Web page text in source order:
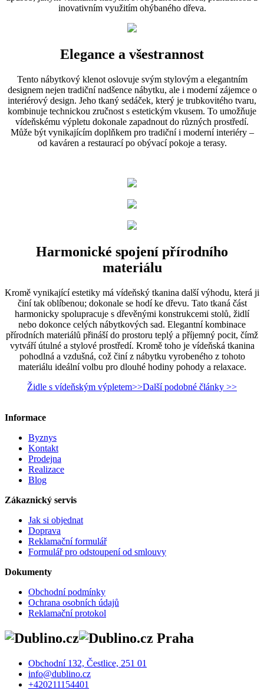
inovativním využitím ohýbaného dřeva.
Elegance a všestrannost
Tento nábytkový klenot oslovuje svým stylovým a elegantním
designem nejen tradiční nadšence nábytku, ale i moderní zájemce o
interiérový design. Jeho tkaný sedáček, který je trubkovitého tvaru,
kombinuje technickou zručnost s estetickým vkusem. To umožňuje
vídeňskému výpletu dokonale zapadnout do různých prostředí.
Může být vynikajícím doplňkem pro tradiční i moderní interiéry –
od kaváren a restaurací po obývací pokoje a terasy.
Harmonické spojení přírodního
materiálu
Kromě vynikající estetiky má vídeňský tkanina další výhodu, která ji
činí tak oblíbenou; dokonale se hodí ke dřevu. Tato tkaná část
harmonicky spolupracuje s dřevěnými konstrukcemi stolů, židlí
nebo dokonce celých nábytkových sad. Elegantní kombinace
přírodních materiálů přináší do prostoru teplý a příjemný pocit, čímž
vytváří útulné a stylové prostředí. Kromě toho je vídeňská tkanina
pohodlná a vzdušná, což činí z nábytku vyrobeného z tohoto
materiálu ideální volbu pro dlouhé hodiny pohody a relaxace.
Židle s vídeňským výpletem>>Další podobné články >>
Informace
Byznys
Kontakt
Prodejna
Realizace
Blog
Zákaznický servis
Jak si objednat
Doprava
Reklamační formulář
Formulář pro odstoupení od smlouvy
Dokumenty
Obchodní podmínky
Ochrana osobních údajů
Reklamační protokol
Praha
Obchodní 132, Čestlice, 251 01
info@dublino.cz
+420211154401